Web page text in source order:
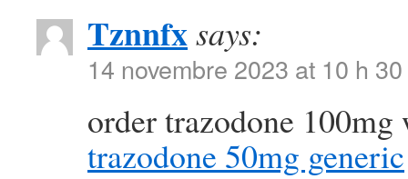
Tznnfxsays:
14 novembre 2023 at 10 h
order trazodone
trazodone 50mg generic